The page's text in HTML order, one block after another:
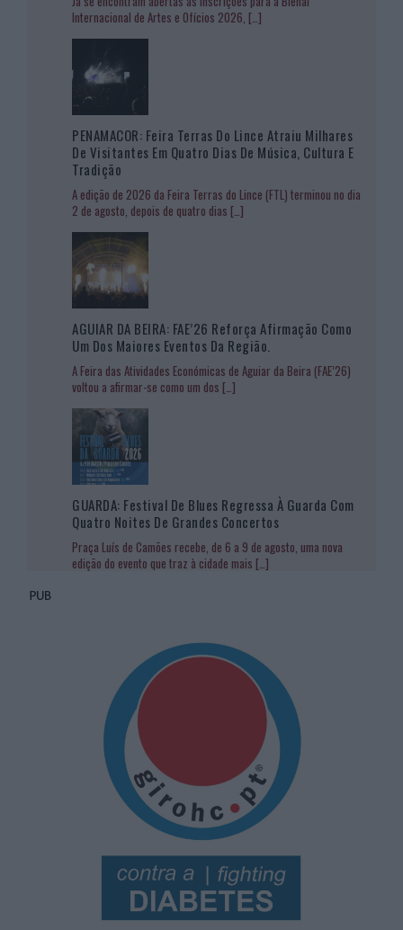
Internacional de Artes e Ofícios 2026, […]
PENAMACOR: Feira Terras Do Lince Atraiu Milhares
De Visitantes Em Quatro Dias De Música, Cultura E
Tradição
A edição de 2026 da Feira Terras do Lince (FTL) terminou no dia
2 de agosto, depois de quatro dias […]
AGUIAR DA BEIRA: FAE’26 Reforça Afirmação Como
Um Dos Maiores Eventos Da Região.
A Feira das Atividades Económicas de Aguiar da Beira (FAE’26)
voltou a afirmar-se como um dos […]
GUARDA: Festival De Blues Regressa À Guarda Com
Quatro Noites De Grandes Concertos
Praça Luís de Camões recebe, de 6 a 9 de agosto, uma nova
edição do evento que traz à cidade mais […]